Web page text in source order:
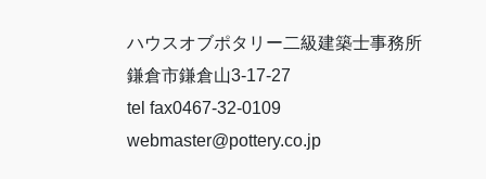
ハウスオブポタリー二級建築士事務所
鎌倉市鎌倉山3-17-27
tel fax0467-32-0109
webmaster@pottery.co.jp